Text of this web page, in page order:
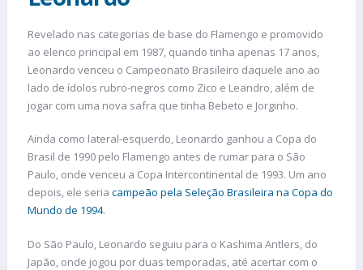
Revelado nas categorias de base do Flamengo e promovido
ao elenco principal em 1987, quando tinha apenas 17 anos,
Leonardo venceu o Campeonato Brasileiro daquele ano ao
lado de ídolos rubro-negros como Zico e Leandro, além de
jogar com uma nova safra que tinha Bebeto e Jorginho.
Ainda como lateral-esquerdo, Leonardo ganhou a Copa do
Brasil de 1990 pelo Flamengo antes de rumar para o São
Paulo, onde venceu a Copa Intercontinental de 1993. Um ano
depois, ele seria campeão pela Seleção Brasileira na Copa do
Mundo de 1994.
Do São Paulo, Leonardo seguiu para o Kashima Antlers, do
Japão, onde jogou por duas temporadas, até acertar com o